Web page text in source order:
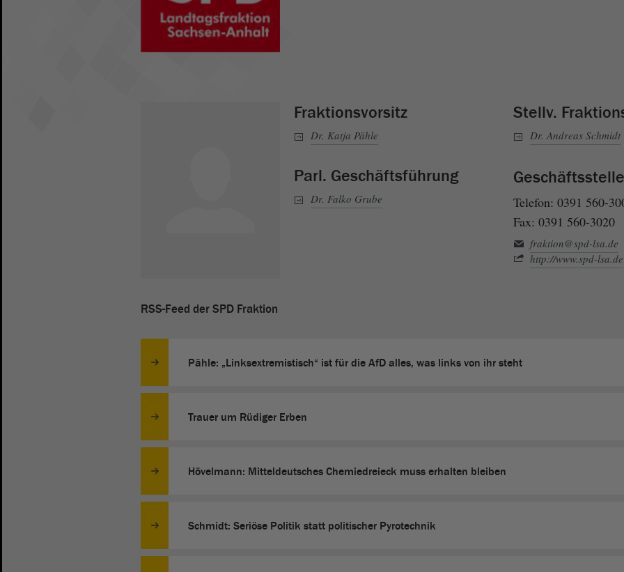
Fraktionsvorsitz
Dr. Katja Pähle
Stellv.
Dr. Andreas Schmidt
Parl. Geschäftsführung
Dr. Falko Grube
Telefon: 0391 560-
Fax: 0391 560-3020
fraktion@spd-lsa.de
http://www.spd-lsa.de
RSS-Feed der SPD Fraktion
Pähle: „Linksextremistisch“ ist für die AfD alles, was links von ihr steht
Trauer um Rüdiger Erben
Hövelmann: Mitteldeutsches Chemiedreieck muss erhalten bleiben
Schmidt: Seriöse Politik statt politischer Pyrotechnik